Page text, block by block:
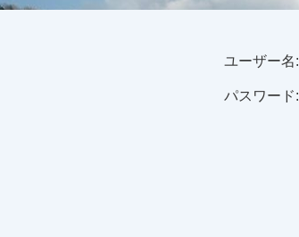
ユーザー名:
パスワード: